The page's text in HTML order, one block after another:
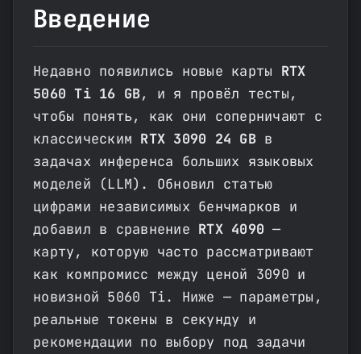
Введение
Недавно появились новые карты RTX
5060 Ti 16 GB, и я провёл тесты,
чтобы понять, как они соперничают с
классическим RTX 3090 24 GBв
задачах инференса больших языковых
моделей (LLM). Обновил статью
цифрами независимых бенчмарков и
добавил в сравнение RTX 4090 —
карту, которую часто рассматривают
как компромисс между ценой 3090 и
новизной 5060 Ti. Ниже — параметры,
реальные токены в секунду и
рекомендации по выбору под задачи